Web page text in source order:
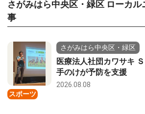
さがみはら中央区・緑区 ローカ
事
スポーツ
さがみはら中央区・緑区
医療法人社団カワサキ
手のけが予防を支援
2026.08.08